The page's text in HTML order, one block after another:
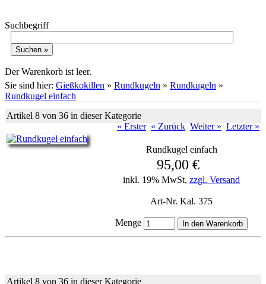
Suchbegriff
Der Warenkorb ist leer.
Sie sind hier: Gießkokillen » Rundkugeln » Rundkugeln »
Rundkugel einfach
Artikel 8 von 36 in dieser Kategorie
« Erster « Zurück Weiter » Letzter »
Rundkugel einfach
95,00 €
inkl. 19% MwSt, zzgl. Versand
Art-Nr. Kal. 375
Menge
Artikel 8 von 36 in dieser Kategorie